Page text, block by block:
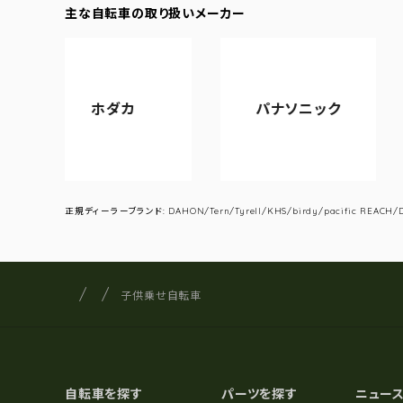
主な自転車の取り扱いメーカー
アサヒサ
正規ディーラーブランド: DAHON/Tern/Tyrell/KHS/birdy/pacific
サイト内の現在地
サイクルショップナカゴヤ
子供乗せ自転車
自転車を探す パーツを探す ニュー